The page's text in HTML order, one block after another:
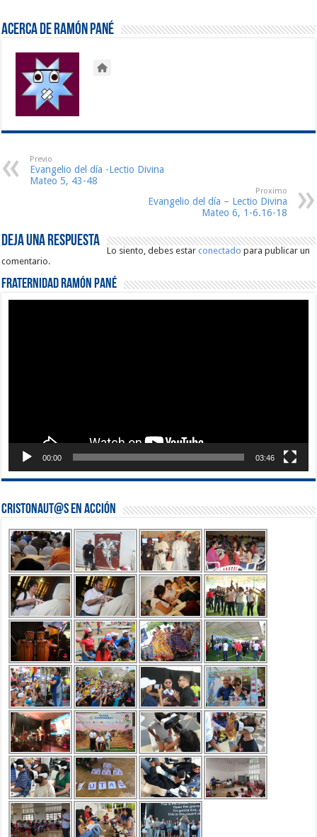
Acerca de Ramón Pané
Previo
Evangelio del día -Lectio Divina
Mateo 5, 43-48
Proximo
Evangelio del día – Lectio Divina
Mateo 6, 1-6.16-18
Deja una respuesta
Lo siento, debes estarconectado para publicar un
comentario.
Fraternidad Ramón Pané
00:00 03:46
Cristonaut@s en Acción